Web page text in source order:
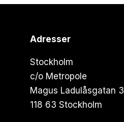
Adresser
Stockholm
c/o Metropole
Magus Ladulåsgatan 3
118 63 Stockholm